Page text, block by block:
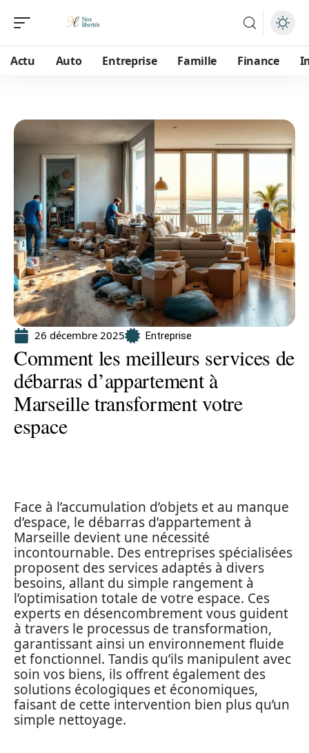
Actu Auto Entreprise Famille Finance
26 décembre 2025 Entreprise
Comment les meilleurs services de
débarras d’appartement à
Marseille transforment votre
espace
Face à l’accumulation d’objets et au manque
d’espace, le débarras d’appartement à
Marseille devient une nécessité
incontournable. Des entreprises spécialisées
proposent des services adaptés à divers
besoins, allant du simple rangement à
l’optimisation totale de votre espace. Ces
experts en désencombrement vous guident
à travers le processus de transformation,
garantissant ainsi un environnement fluide
et fonctionnel. Tandis qu’ils manipulent avec
soin vos biens, ils offrent également des
solutions écologiques et économiques,
faisant de cette intervention bien plus qu’un
simple nettoyage.